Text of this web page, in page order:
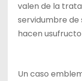
valen de la
servidumbre de
hacen
Un caso